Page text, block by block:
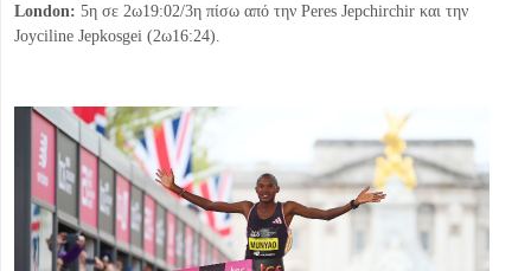
London: 5η σε 2ω19:02/3η πίσω από την Peres Jepchirchir και την
Joyciline Jepkosgei (2ω16:24).